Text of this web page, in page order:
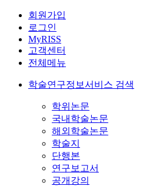
회원가입
로그인
MyRISS
고객센터
전체메뉴
학술연구정보서비스 검색
학위논문
국내학술논문
해외학술논문
학술지
단행본
연구보고서
공개강의